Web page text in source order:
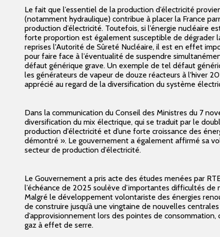
Le fait que l’essentiel de la production d’électricité
(notamment hydraulique) contribue à placer la France
production d’électricité. Toutefois, si l’énergie nucléaire
forte proportion est également susceptible de dégrader
reprises l'Autorité de Sûreté Nucléaire, il est en effet
pour faire face à l’éventualité de suspendre
défaut générique grave. Un exemple de tel défaut
les générateurs de vapeur de douze réacteurs à l'hiver
apprécié au regard de la diversification du système
Dans la communication du Conseil des Ministres du 7
diversification du mix électrique, qui se traduit par le
production d’électricité et d’une forte croissance des
démontré ». Le gouvernement a également affirmé sa
secteur de production d’électricité.
Le Gouvernement a pris acte des études menées par
l’échéance de 2025 soulève d’importantes difficultés
Malgré le développement volontariste des énergies
de construire jusqu’à une vingtaine de nouvelles
d’approvisionnement lors des pointes de
gaz à effet de serre.